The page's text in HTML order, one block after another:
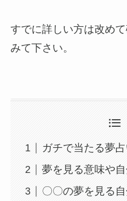
すでに詳しい方は改め
みて下さい。
ガチで当たる夢
夢を見る意味や
〇〇の夢を見る